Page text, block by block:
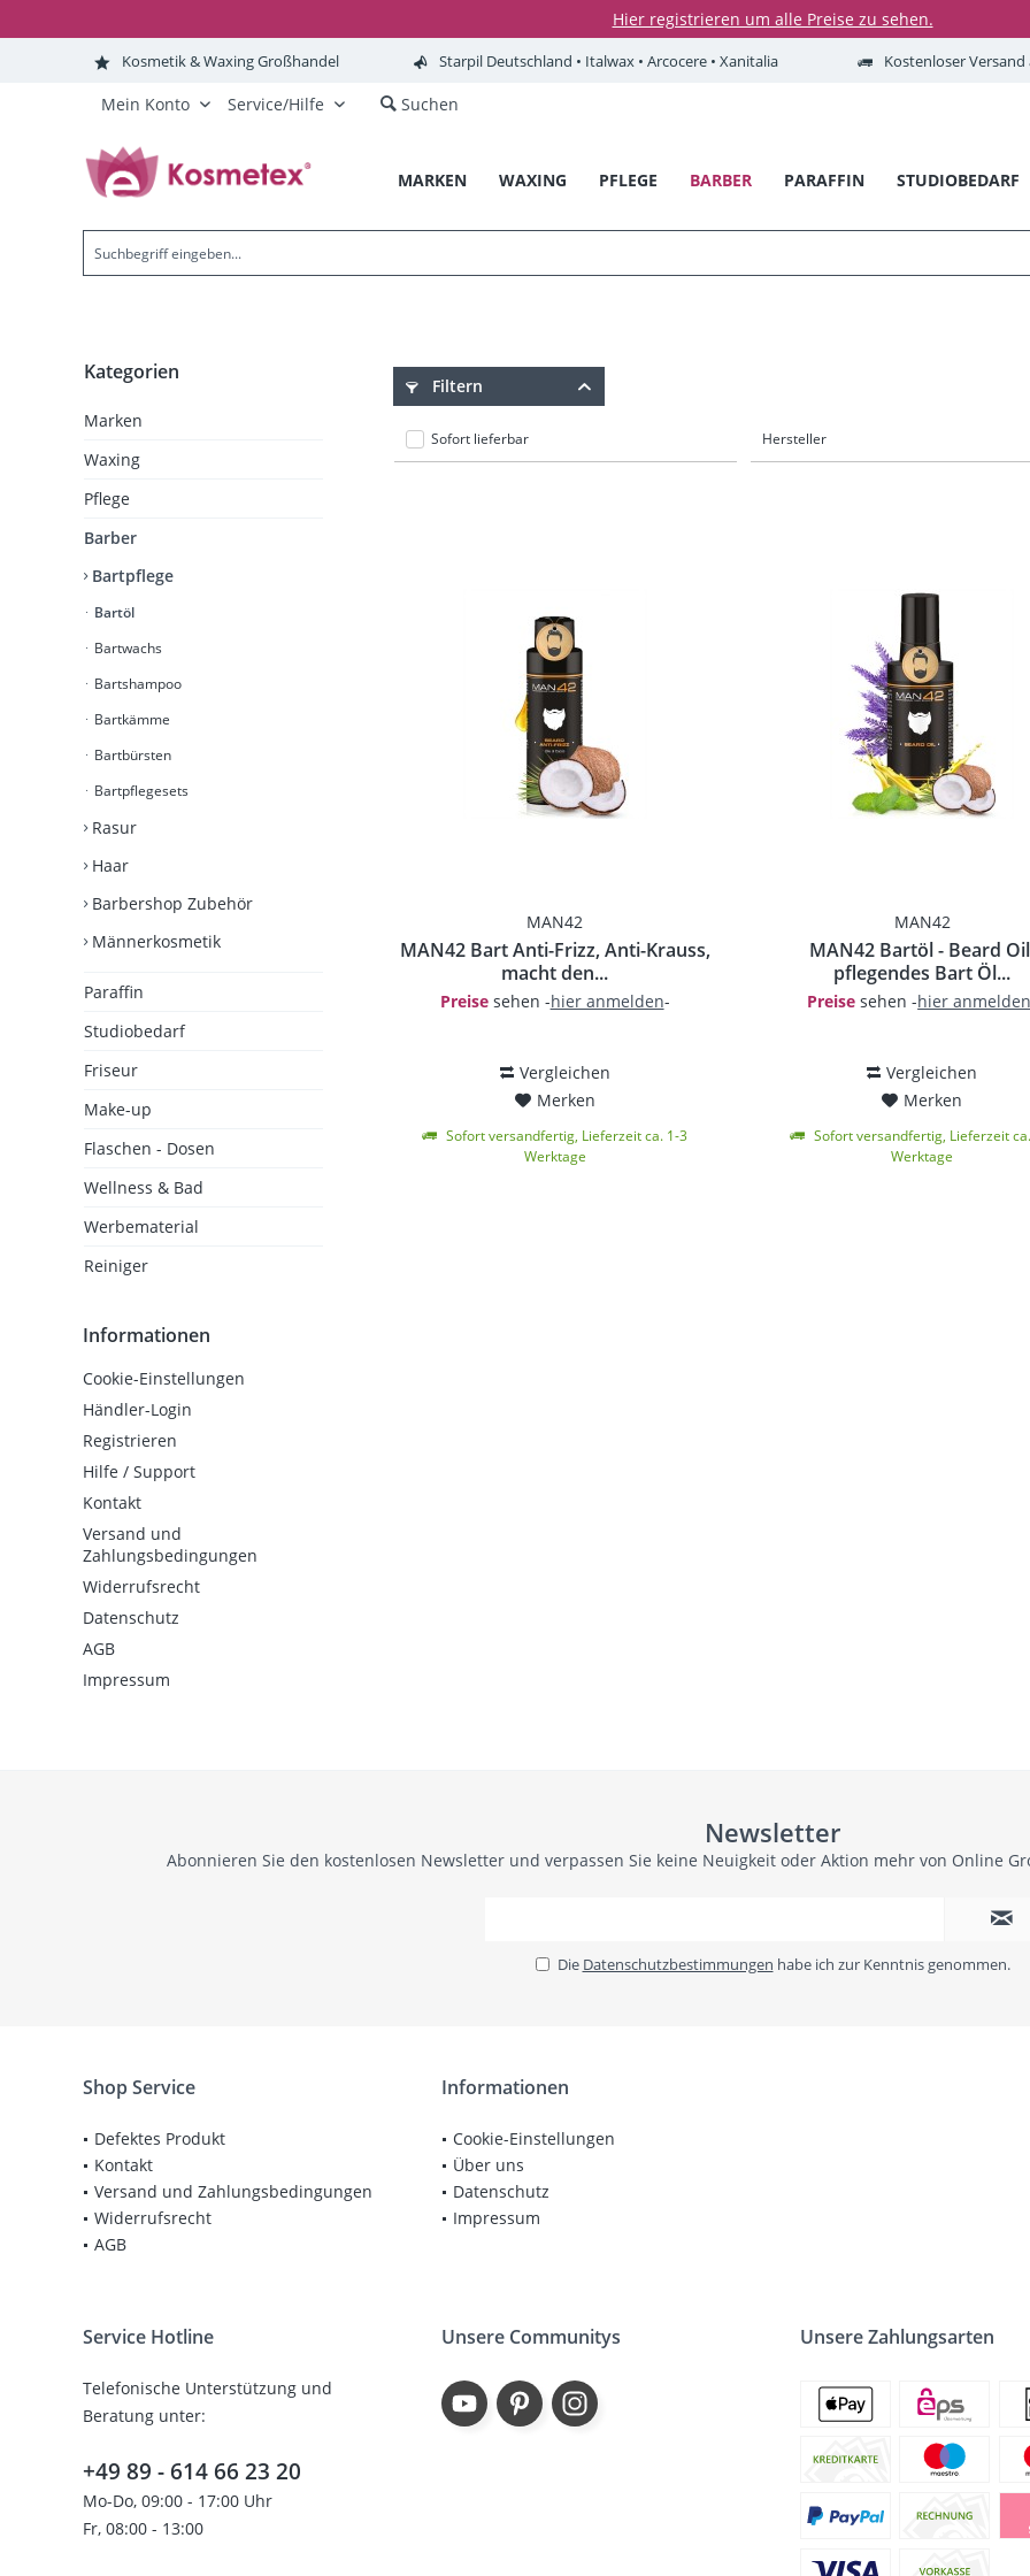
Hier registrieren um alle Preise zu sehen.
Kosmetik & Waxing Großhandel Starpil Deutschland • Italwax • Arcocere • Xanitalia Kostenloser
Mein Konto Service/Hilfe Suchen
MARKEN WAXING PFLEGE BARBER PARAFFIN STUDIOBEDARF
Kategorien
Marken
Waxing
Pflege
Barber
Bartpflege
Bartöl
Bartwachs
Bartshampoo
Bartkämme
Bartbürsten
Bartpflegesets
Rasur
Haar
Barbershop Zubehör
Männerkosmetik
Paraffin
Studiobedarf
Friseur
Make-up
Flaschen - Dosen
Wellness & Bad
Werbematerial
Reiniger
Informationen
Cookie-Einstellungen
Händler-Login
Registrieren
Hilfe / Support
Kontakt
Versand und
Zahlungsbedingungen
Widerrufsrecht
Datenschutz
AGB
Impressum
Filtern
Sofort lieferbar Hersteller
MAN42
MAN42 Bart Anti-Frizz, Anti-Krauss,
macht den...
Preisesehen -hier anmelden-
Vergleichen
Merken
Sofort versandfertig, Lieferzeit ca. 1-3
Werktage
MAN42
MAN42 Bartöl - Beard
pflegendes Bart Öl...
Preise sehen -hier
Vergleichen
Merken
Sofort versandfertig, Lieferzeit
Werktage
Newsletter
Abonnieren Sie den kostenlosen Newsletter und verpassen Sie keine Neuigkeit oder Aktion mehr von Online
Die Datenschutzbestimmungen habe ich zur Kenntnis genommen.
Shop Service
Defektes Produkt
Kontakt
Versand und Zahlungsbedingungen
Widerrufsrecht
AGB
Informationen
Cookie-Einstellungen
Über uns
Datenschutz
Impressum
Service Hotline
Telefonische Unterstützung und
Beratung unter:
+49 89 - 614 66 23 20
Mo-Do, 09:00 - 17:00 Uhr
Fr, 08:00 - 13:00
Unsere Communitys Unsere Zahlungsarten